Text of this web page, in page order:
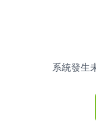
系統發生